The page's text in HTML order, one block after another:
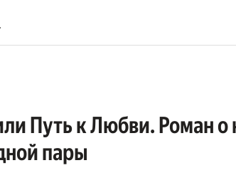
Путь к Любви. Роман о
пары